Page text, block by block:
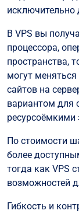
исключительно
В VPS вы
процессора,
пространства,
могут меняться
сайтов на
вариантом для
ресурсоёмкими
По стоимости
более
тогда как VPS
возможностей
Гибкость и